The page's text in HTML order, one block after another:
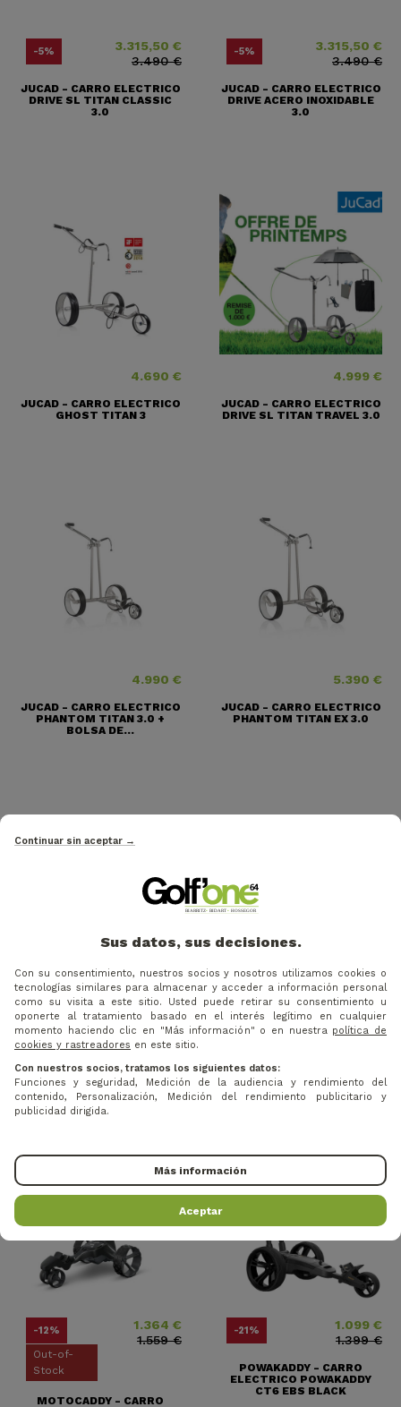
-5% 3.315,50 €
Precio base
3.490 €
JUCAD - CARRO ELECTRICO
DRIVE SL TITAN CLASSIC
3.0
-5% 3.315,50 €
Precio base
3.490 €
JUCAD - CARRO ELECTRICO
DRIVE ACERO INOXIDABLE
3.0
Precio
4.690 €
JUCAD - CARRO ELECTRICO
GHOST TITAN 3
Precio
4.999 €
JUCAD - CARRO ELECTRICO
DRIVE SL TITAN TRAVEL 3.0
Precio
4.990 €
JUCAD - CARRO ELECTRICO
PHANTOM TITAN 3.0 +
BOLSA DE...
Precio
5.390 €
JUCAD - CARRO ELECTRICO
PHANTOM TITAN EX 3.0
Precio
5.390 €
JUCAD - CARRO ELECTRICO
PHANTOM TITAN ROSÉ 3.0
+...
-12% Precio 2.490 €
Precio base
2.834 €
BIG MAX - CARRITO
-12%
Out-of-
Stock
Precio1.364 €
Precio base
1.559 €
MOTOCADDY - CARRO
-21% 1.099 €
Precio base
1.399 €
POWAKADDY - CARRO
ELECTRICO POWAKADDY
CT6 EBS BLACK
Continuar sin aceptar →
Sus datos, sus decisiones.
Con su consentimiento, nuestros socios y nosotros utilizamos cookies o
tecnologías similares para almacenar y acceder a información personal
como su visita a este sitio. Usted puede retirar su consentimiento u
oponerte al tratamiento basado en el interés legítimo en cualquier
momento haciendo clic en "Más información" o en nuestra política de
cookies y rastreadores en este sitio.
Con nuestros socios, tratamos los siguientes datos:
Funciones y seguridad, Medición de la audiencia y rendimiento del
contenido, Personalización, Medición del rendimiento publicitario y
publicidad dirigida.
Más información
Aceptar